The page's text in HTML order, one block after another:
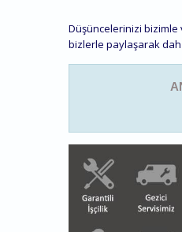
Düşüncelerinizi bizimle
bizlerle paylaşarak